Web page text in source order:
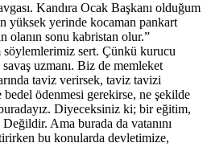
Kandıra Ocak Başkanı olduğum
yüksek yerinde kocaman pankart
olanın sonu kabristan olur.”
söylemlerimiz sert. Çünkü kurucu
uzmanı. Biz de memleket
taviz verirsek, taviz tavizi
ödenmesi gerekirse, ne şekilde
Diyeceksiniz ki; bir eğitim,
Ama burada da vatanını
bu konularda devletimize,